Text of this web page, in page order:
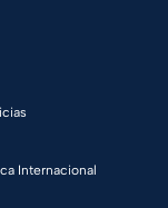
Internacional